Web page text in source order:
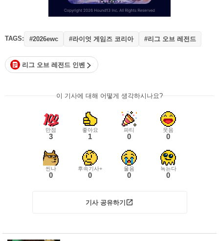
TAGS: #2026ewc #라이엇 게임즈 코리아 #리그 오브 레전드
리그 오브 레전드 인벤
이 기사에 대해 어떻게 생각하시나요?
만점
3
좋아요
1
파티
0
웃음
0
씬나
0
후속기사+
0
울음
0
녹는다
0
기사 공유하기